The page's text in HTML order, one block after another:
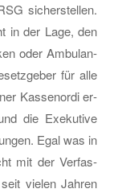
si­cher­stel­len.
in der Lage, den
oder Am­bu­lan­
für alle
Kas­sen­or­di er­
die Exe­ku­ti­ve
Egal was in
mit der Ver­fas­
vie­len Jah­ren